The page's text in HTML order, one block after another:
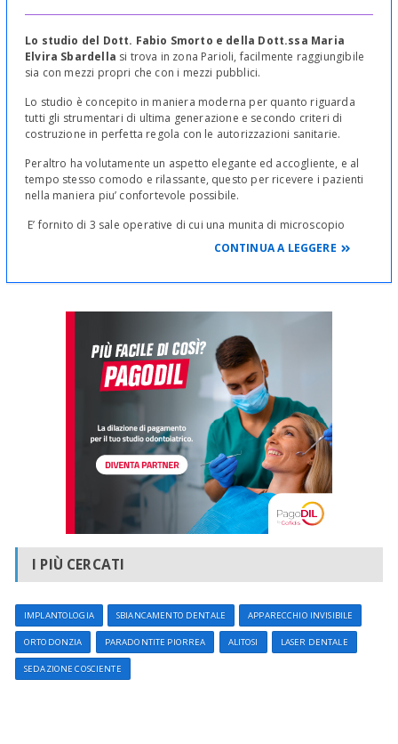
Lo studio del Dott. Fabio Smorto e della Dott.ssa Maria
Elvira Sbardella si trova in zona Parioli, facilmente raggiungibile
sia con mezzi propri che con i mezzi pubblici.
Lo studio è concepito in maniera moderna per quanto riguarda
tutti gli strumentari di ultima generazione e secondo criteri di
costruzione in perfetta regola con le autorizzazioni sanitarie.
Peraltro ha volutamente un aspetto elegante ed accogliente, e al
tempo stesso comodo e rilassante, questo per ricevere i pazienti
nella maniera piu’ confortevole possibile.
E’ fornito di 3 sale operative di cui una munita di microscopio
operativo Leica, e una sala d’aspetto con schermo piatto 42 pollici
ed ipad a disposizione dei pazienti nei momenti di attesa. Lo
completano le caratteristiche dello studio.
Lo studio e’ in grado di accogliere anche pazienti disabili.
CONTINUA A LEGGERE
I PIÙ CERCATI
IMPLANTOLOGIA SBIANCAMENTO DENTALE APPARECCHIO INVISIBILE
ORTODONZIA PARADONTITE PIORREA ALITOSI LASER DENTALE
SEDAZIONE COSCIENTE